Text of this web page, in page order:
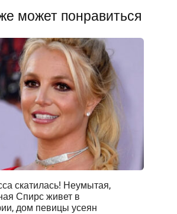
может понравиться
скатилась! Неумытая,
Спирс живет в
дом певицы усеян